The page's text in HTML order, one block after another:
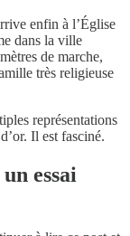
enfin à l’Église
dans la ville
de marche,
très religieuse
représentations
Il est fasciné.
essai